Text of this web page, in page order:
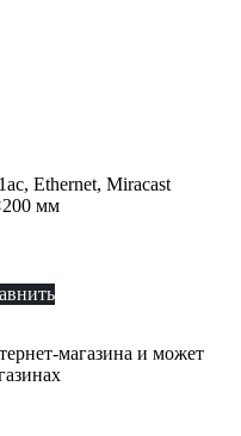
Ethernet, Miracast
мм
магазина и может